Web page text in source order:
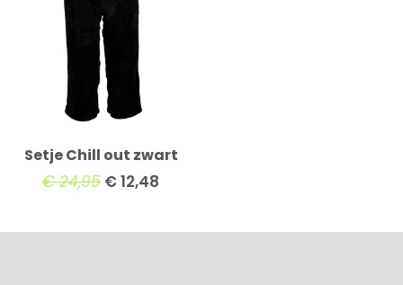
Setje Chill out zwart
€24,95 €12,48